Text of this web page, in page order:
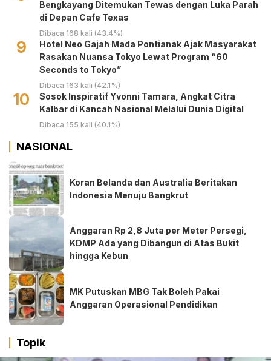
Bengkayang Ditemukan Tewas dengan Luka Parah
di Depan Cafe Texas
Dibaca 168 kali (43.4%)
9
Hotel Neo Gajah Mada Pontianak Ajak Masyarakat
Rasakan Nuansa Tokyo Lewat Program “60
Seconds to Tokyo”
Dibaca 163 kali (42.1%)
10
‎Sosok Inspiratif Yvonni Tamara, Angkat Citra
Kalbar di Kancah Nasional Melalui Dunia Digital ‎
Dibaca 155 kali (40.1%)
NASIONAL
Koran Belanda dan Australia Beritakan
Indonesia Menuju Bangkrut
Anggaran Rp 2,8 Juta per Meter Persegi,
KDMP Ada yang Dibangun di Atas Bukit
hingga Kebun
MK Putuskan MBG Tak Boleh Pakai
Anggaran Operasional Pendidikan
Topik